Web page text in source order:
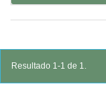
Resultado 1-1 de 1.